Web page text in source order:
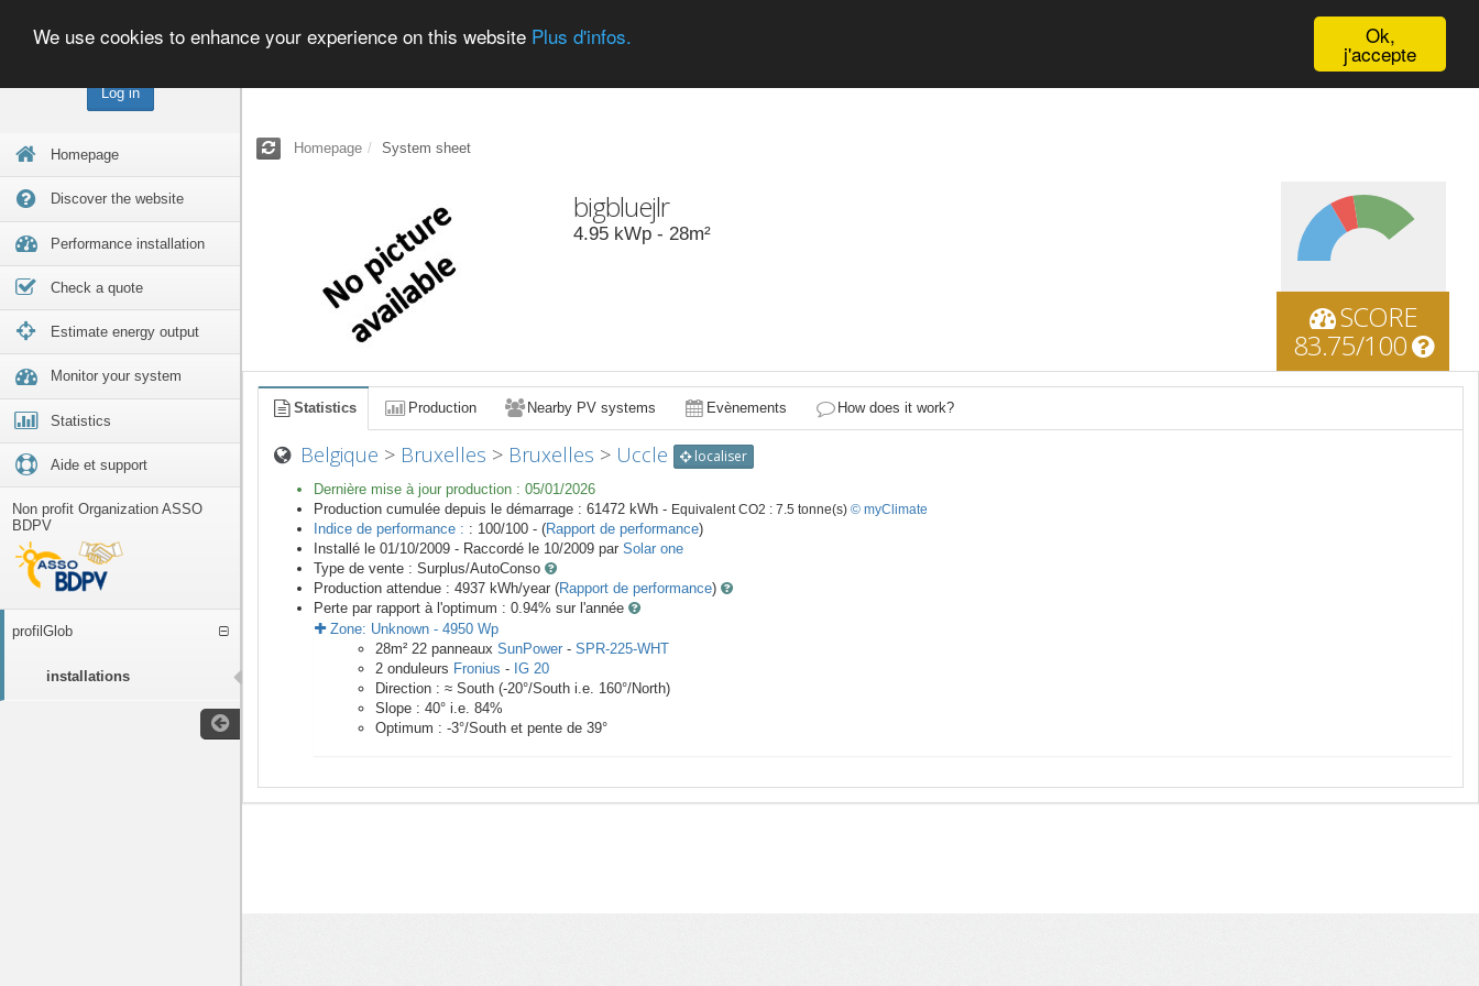
Log in
Homepage
Discover the website
Performance installation
Check a quote
Estimate energy output
Monitor your system
Statistics
Aide et support
Non profit Organization ASSO
BDPV
profilGlob
installations
Ok,
j'accepte
We use cookies to enhance your experience on this website Plus d'infos.
Homepage System sheet
bigbluejlr
4.95 kWp - 28m²
SCORE
83.75/100
Statistics Production Nearby PV systems Evènements How does it work?
Belgique > Bruxelles > Bruxelles > Uccle localiser
Dernière mise à jour production : 05/01/2026
Production cumulée depuis le démarrage : 61472 kWh - Equivalent CO2 : 7.5 tonne(s) © myClimate
Indice de performance : : 100/100 - (Rapport de performance)
Installé le 01/10/2009 - Raccordé le 10/2009 par Solar one
Type de vente : Surplus/AutoConso
Production attendue : 4937 kWh/year (Rapport de performance)
Perte par rapport à l'optimum : 0.94% sur l'année
Zone: Unknown - 4950 Wp
28m² 22 panneaux SunPower - SPR-225-WHT
2 onduleurs Fronius - IG 20
Direction : ≈ South (-20°/South i.e. 160°/North)
Slope : 40° i.e. 84%
Optimum : -3°/South et pente de 39°